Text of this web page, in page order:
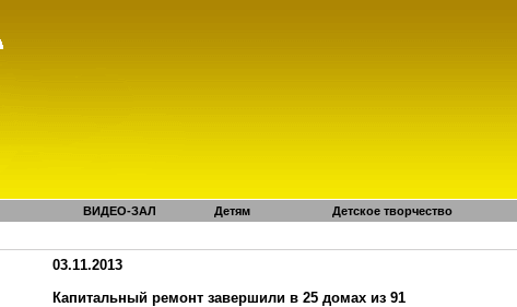
ВИДЕО-ЗАЛ Детям Детское творчество
03.11.2013
Капитальный ремонт завершили в 25 домах из 91